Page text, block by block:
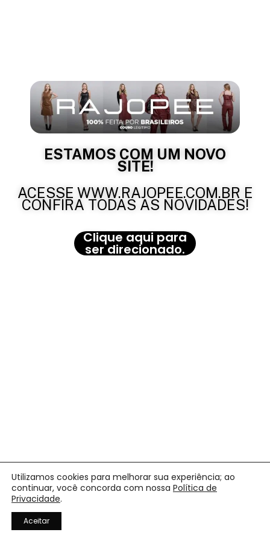
ESTAMOS COM UM NOVO
SITE!
ACESSE WWW.RAJOPEE.COM.BR E
CONFIRA TODAS AS NOVIDADES!
Clique aqui para
ser direcionado.
Utilizamos cookies para melhorar sua experiência; ao
continuar, você concorda com nossa Política de
Privacidade.
Aceitar